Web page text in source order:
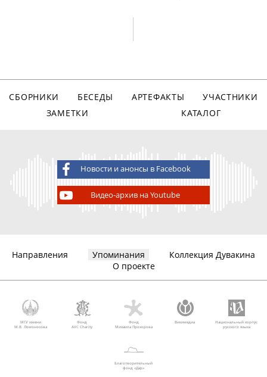
СБОРНИКИ БЕСЕДЫ АРТЕФАКТЫ
УЧАСТНИКИ
ЗАМЕТКИ
КАТАЛОГ
Новости и анонсы в Facebook
Видео-архив на Youtube
Направления Упоминания
Коллекция Дувакина
О проекте
МГУ имени
М.В. Ломоносова
Фонд
AVC Charity
Фонд
Михаила Прохорова
Викимедиа
Национальный корпус
русского языка
Благотворительный
фонд «Дар»